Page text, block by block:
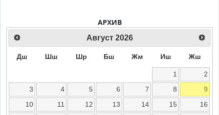
АРХИВ
Август 2026
Дш Шш Шр Бш Жм Иш Жш
1
2
3
4 5 6 7 8
9
10
11 12 13 14 15
16